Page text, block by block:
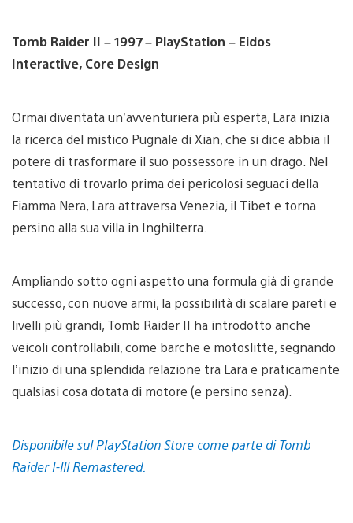
Tomb Raider II – 1997 – PlayStation – Eidos
Interactive, Core Design
Ormai diventata un’avventuriera più esperta, Lara inizia
la ricerca del mistico Pugnale di Xian, che si dice abbia il
potere di trasformare il suo possessore in un drago. Nel
tentativo di trovarlo prima dei pericolosi seguaci della
Fiamma Nera, Lara attraversa Venezia, il Tibet e torna
persino alla sua villa in Inghilterra.
Ampliando sotto ogni aspetto una formula già di grande
successo, con nuove armi, la possibilità di scalare pareti e
livelli più grandi, Tomb Raider II ha introdotto anche
veicoli controllabili, come barche e motoslitte, segnando
l’inizio di una splendida relazione tra Lara e praticamente
qualsiasi cosa dotata di motore (e persino senza).
Disponibile sul PlayStation Store come parte di Tomb
Raider I-III Remastered.